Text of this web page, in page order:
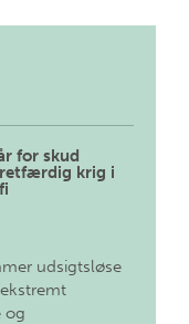
for skud
krig i
udsigtsløse
og